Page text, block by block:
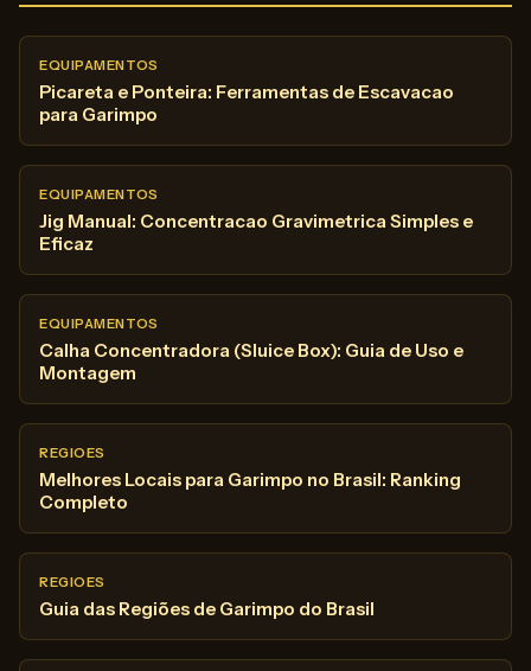
EQUIPAMENTOS
Picareta e Ponteira: Ferramentas de Escavacao
para Garimpo
EQUIPAMENTOS
Jig Manual: Concentracao Gravimetrica Simples e
Eficaz
EQUIPAMENTOS
Calha Concentradora (Sluice Box): Guia de Uso e
Montagem
REGIOES
Melhores Locais para Garimpo no Brasil: Ranking
Completo
REGIOES
Guia das Regiões de Garimpo do Brasil